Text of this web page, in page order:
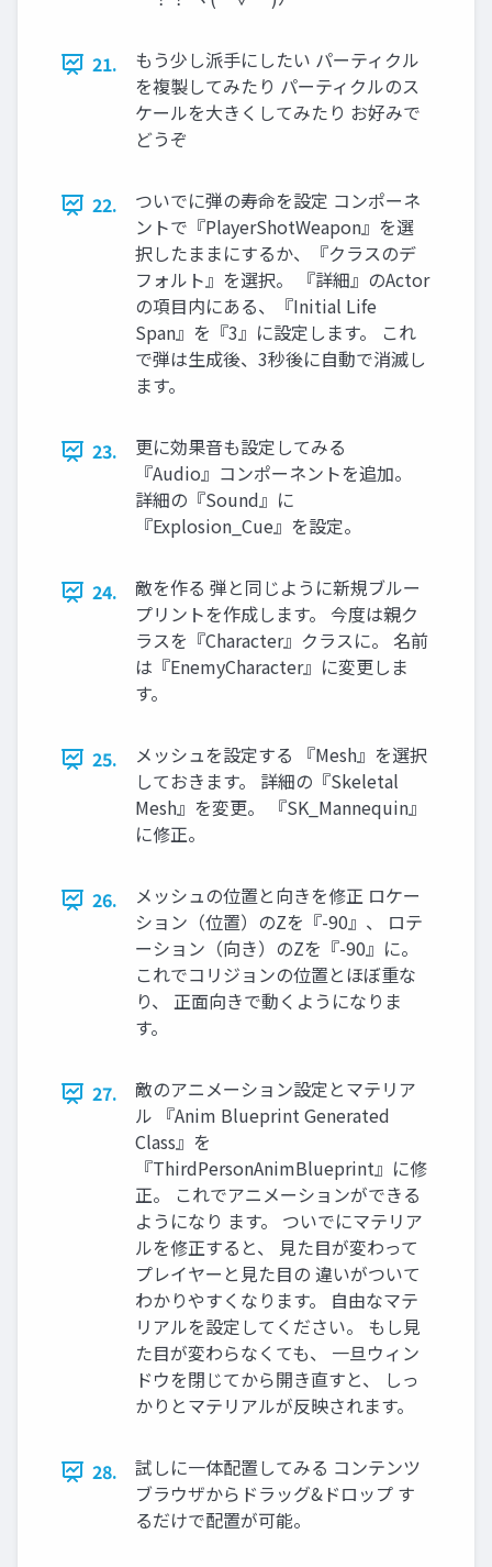
21.
もう少し派手にしたい パーティクル
を複製してみたり パーティクルのス
ケールを大きくしてみたり お好みで
どうぞ
22.
ついでに弾の寿命を設定 コンポーネ
ントで『PlayerShotWeapon』を選
択したままにするか、『クラスのデ
フォルト』を選択。 『詳細』のActor
の項目内にある、『Initial Life
Span』を『3』に設定します。 これ
で弾は生成後、3秒後に自動で消滅し
ます。
23.
更に効果音も設定してみる
『Audio』コンポーネントを追加。
詳細の『Sound』に
『Explosion_Cue』を設定。
24.
敵を作る 弾と同じように新規ブルー
プリントを作成します。 今度は親ク
ラスを『Character』クラスに。 名前
は『EnemyCharacter』に変更しま
す。
25.
メッシュを設定する 『Mesh』を選択
しておきます。 詳細の『Skeletal
Mesh』を変更。 『SK_Mannequin』
に修正。
26.
メッシュの位置と向きを修正 ロケー
ション（位置）のZを『-90』、 ロテ
ーション（向き）のZを『-90』に。
これでコリジョンの位置とほぼ重な
り、 正面向きで動くようになりま
す。
27.
敵のアニメーション設定とマテリア
ル 『Anim Blueprint Generated
Class』を
『ThirdPersonAnimBlueprint』に修
正。 これでアニメーションができる
ようになり ます。 ついでにマテリア
ルを修正すると、 見た目が変わって
プレイヤーと見た目の 違いがついて
わかりやすくなります。 自由なマテ
リアルを設定してください。 もし見
た目が変わらなくても、 一旦ウィン
ドウを閉じてから開き直すと、 しっ
かりとマテリアルが反映されます。
28.
試しに一体配置してみる コンテンツ
ブラウザからドラッグ&ドロップ す
るだけで配置が可能。